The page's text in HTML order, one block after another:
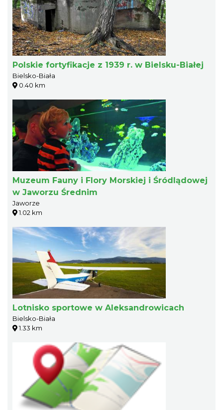
Polskie fortyfikacje z 1939 r. w Bielsku-Białej
Bielsko-Biała
0.40 km
Muzeum Fauny i Flory Morskiej i Śródlądowej
w Jaworzu Średnim
Jaworze
1.02 km
Lotnisko sportowe w Aleksandrowicach
Bielsko-Biała
1.33 km